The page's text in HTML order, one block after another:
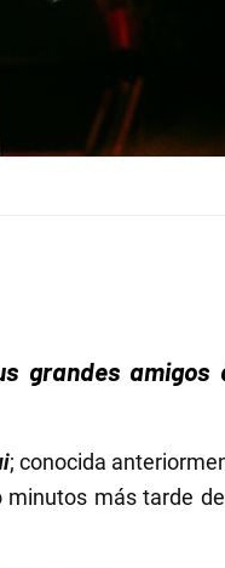
grandes
; conocida
más tarde